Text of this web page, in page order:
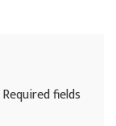
Required fields